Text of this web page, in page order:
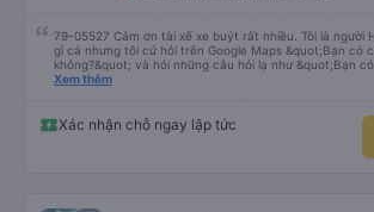
79-05527 Cảm ơn tài xế xe buýt rất nhiều. Tôi là người
gì cả nhưng tôi cứ hỏi trên Google Maps &quot;Bạn có
không?&quot; và hỏi những câu hỏi lạ như &quot;Bạn
khách sạn của chúng tôi không?&quot; Nhưng tài xế đã
limousine vào buổi sáng. ngu ngốc đến mức tôi nghĩ tài
tài xế không ở đó, tôi vẫn đang suy nghĩ về câu chuyện
rất nguy hiểm.. Cảm ơn rất nhiều.. Cảm ơn xe buýt 79-
tôi không?&quot; Vốn dĩ tôi đến lúc 2h30 sáng nhưng
Xem thêm
Xác nhận chỗ ngay lập tức